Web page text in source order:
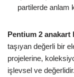
partilerde anlam
Pentium 2 anakart
taşıyan değerli bir
projelerine,
işlevsel ve